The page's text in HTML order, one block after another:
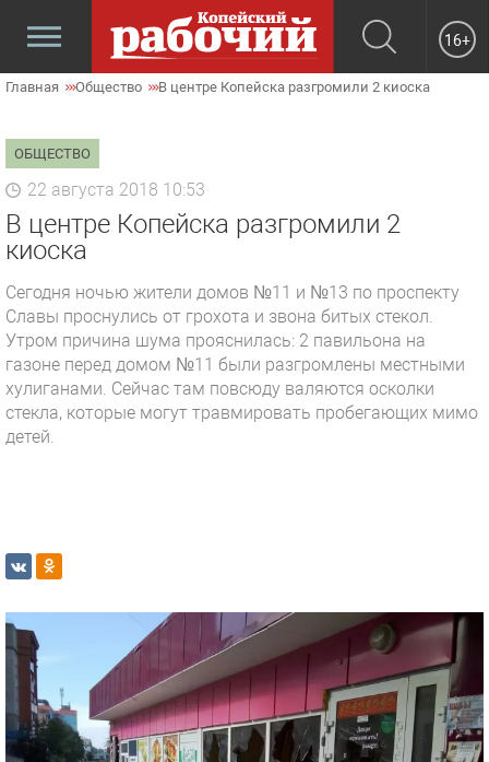
16+
Главная Общество В центре Копейска разгромили 2 киоска
ОБЩЕСТВО
22 августа 2018 10:53
В центре Копейска разгромили 2
киоска
Сегодня ночью жители домов №11 и №13 по проспекту
Славы проснулись от грохота и звона битых стекол.
Утром причина шума прояснилась: 2 павильона на
газоне перед домом №11 были разгромлены местными
хулиганами. Сейчас там повсюду валяются осколки
стекла, которые могут травмировать пробегающих мимо
детей.